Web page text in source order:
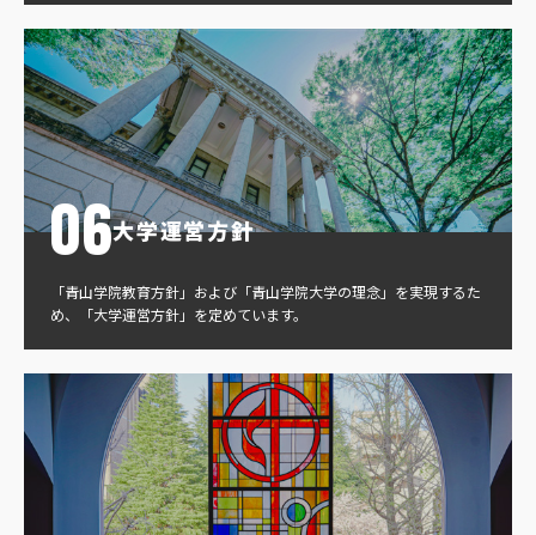
大学運営方針
「青山学院教育方針」および「青山学院大学の理念」を実現するた
め、「大学運営方針」を定めています。